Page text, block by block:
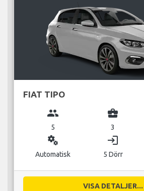
FIAT TIPO
group
5
business_center
3
miscellaneous_services
Automatisk
login
5 Dörr
VISA DETALJER...